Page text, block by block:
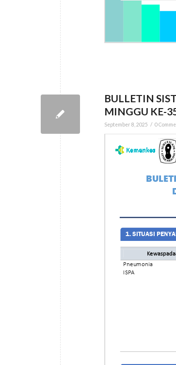
BULLETIN
MINGGU KE-
September 8, 2025 / 0